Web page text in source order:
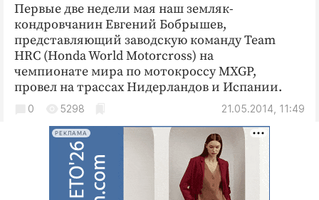
Первые две недели мая наш земляк-
кондровчанин Евгений Бобрышев,
представляющий заводскую команду Team
HRC (Honda World Motorcross) на
чемпионате мира по мотокроссу MXGP,
провел на трассах Нидерландов и Испании.
21.05.2014, 11:49
0 5298
РЕКЛАМА